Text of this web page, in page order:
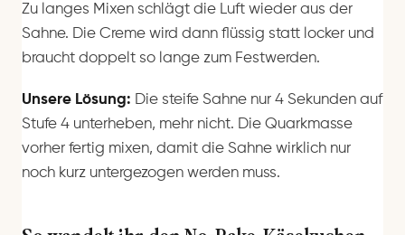
Zu langes Mixen schlägt die Luft wieder aus der
Sahne. Die Creme wird dann flüssig statt locker und
braucht doppelt so lange zum Festwerden.
Unsere Lösung: Die steife Sahne nur 4 Sekunden auf
Stufe 4 unterheben, mehr nicht. Die Quarkmasse
vorher fertig mixen, damit die Sahne wirklich nur
noch kurz untergezogen werden muss.